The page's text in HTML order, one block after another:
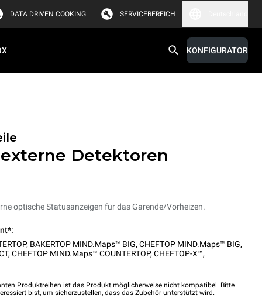
DATA DRIVEN COOKING SERVICEBEREICH
KONFIGURATOR
Detektoren
optische Statusanzeigen für das Garende/Vorheizen.
, BAKERTOP MIND.Maps™ BIG, CHEFTOP MIND.Maps™ BIG,
, CHEFTOP MIND.Maps™ COUNTERTOP, CHEFTOP-X™,
Produktreihen ist das Produkt möglicherweise nicht kompatibel. Bitte
bist, um sicherzustellen, dass das Zubehör unterstützt wird.